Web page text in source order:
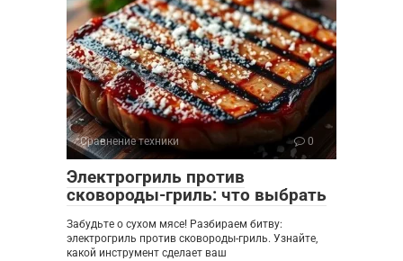
Сравнение техники 0
Электрогриль против
сковороды-гриль: что выбрать
Забудьте о сухом мясе! Разбираем битву:
электрогриль против сковороды-гриль. Узнайте,
какой инструмент сделает ваш